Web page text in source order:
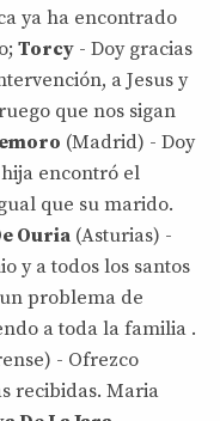
ya ha encontrado
Torcy - Doy gracias
a Jesus y
que nos sigan
(Madrid) - Doy
encontró el
que su marido.
Ouria (Asturias) -
y a todos los santos
problema de
a toda la familia .
- Ofrezco
recibidas. Maria